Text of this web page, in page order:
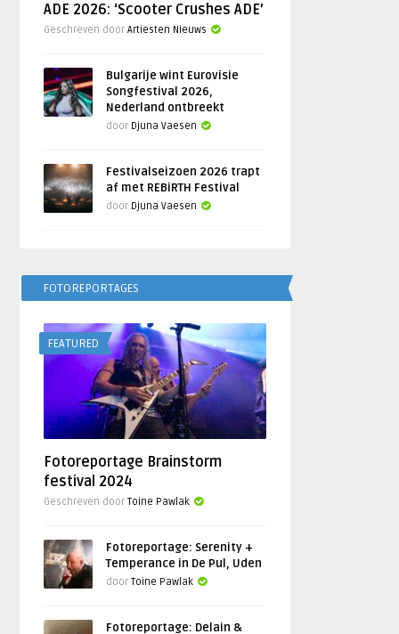
ADE 2026: ‘Scooter Crushes ADE’
Geschreven doorArtiesten Nieuws
Bulgarije wint Eurovisie
Songfestival 2026,
Nederland ontbreekt
door Djuna Vaesen
Festivalseizoen 2026 trapt
af met REBiRTH Festival
door Djuna Vaesen
FOTOREPORTAGES
FEATURED
Fotoreportage Brainstorm
festival 2024
Geschreven doorToine Pawlak
Fotoreportage: Serenity +
Temperance in De Pul, Uden
doorToine Pawlak
Fotoreportage: Delain &